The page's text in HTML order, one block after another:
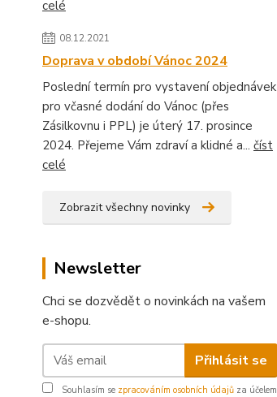
celé
08.12.2021
Doprava v období Vánoc 2024
Poslední termín pro vystavení objednávek
pro včasné dodání do Vánoc (přes
Zásilkovnu i PPL) je úterý 17. prosince
2024. Přejeme Vám zdraví a klidné a... číst
celé
Zobrazit všechny novinky
Newsletter
Chci se dozvědět o novinkách na vašem
e-shopu.
Přihlásit se
Souhlasím se zpracováním osobních údajů za účelem